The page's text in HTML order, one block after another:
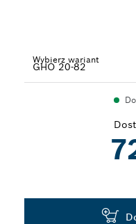
Wybierz wariant